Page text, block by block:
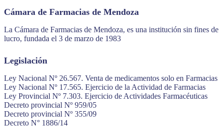
Cámara de Farmacias de Mendoza
La Cámara de Farmacias de Mendoza, es una institución sin fines de
lucro, fundada el 3 de marzo de 1983
Legislación
Ley Nacional Nº 26.567. Venta de medicamentos solo en Farmacias
Ley Nacional Nº 17.565. Ejercicio de la Actividad de Farmacias
Ley Provincial Nº 7.303. Ejercicio de Actividades Farmacéuticas
Decreto provincial Nº 959/05
Decreto provincial Nº 355/09
Decreto N° 1886/14